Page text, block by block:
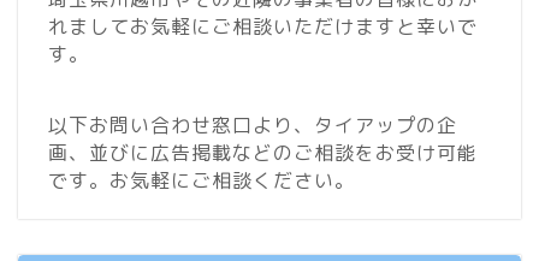
れましてお気軽にご相談いただけますと幸いで
す。
以下お問い合わせ窓口より、タイアップの企
画、並びに広告掲載などのご相談をお受け可能
です。お気軽にご相談ください。